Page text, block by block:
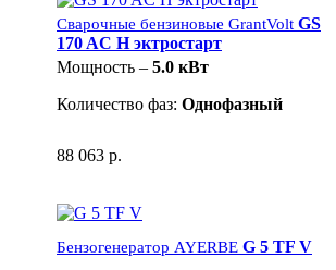
Сварочные бензиновые GrantVolt GS
170 AC H эктростарт
Мощность – 5.0 кВт
Количество фаз: Однофазный
88 063 р.
Бензогенератор AYERBE G 5 TF V